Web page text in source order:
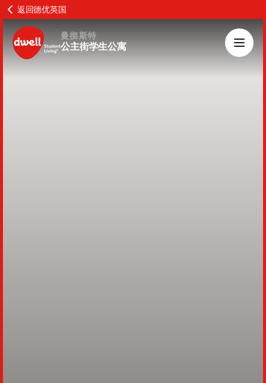
返回德优英国
曼彻斯特
公主街学生公寓